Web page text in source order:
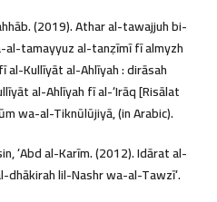
(2019). Athar al-tawajjuh bi-
tamayyuz al-tanẓīmī fī almyzh
Kullīyāt al-Ahlīyah : dirāsah
al-Ahlīyah fī al-ʻIrāq [Risālat
wa-al-Tiknūlūjiyā, (in Arabic).
ʻAbd al-Karīm. (2012). Idārat al-
lil-Nashr wa-al-Tawzīʻ.